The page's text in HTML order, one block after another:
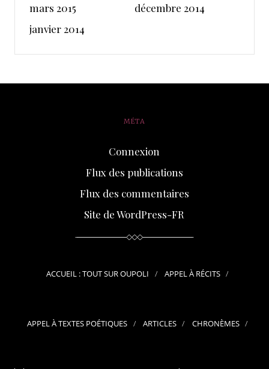
mars 2015
décembre 2014
janvier 2014
MÉTA
Connexion
Flux des publications
Flux des commentaires
Site de WordPress-FR
ACCUEIL : TOUT SUR OUPOLI APPEL À RÉCITS
APPEL À TEXTES POÉTIQUES ARTICLES CHRONÈMES